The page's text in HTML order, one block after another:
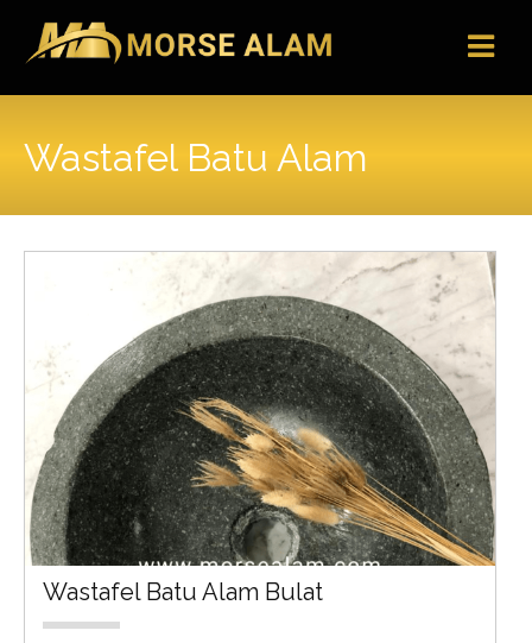
content
Wastafel Batu Alam
Wastafel Batu Alam Bulat